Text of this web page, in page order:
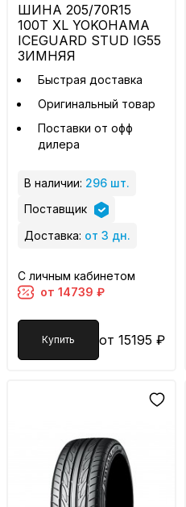
ШИНА 205/70R15
100T XL YOKOHAMA
ICEGUARD STUD IG55
ЗИМНЯЯ
Быстрая доставка
Оригинальный товар
Поставки от офф
дилера
В наличии: 296 шт.
Поставщик
Доставка: от 3 дн.
С личным кабинетом
от 14739 ₽
Купить от 15195 ₽